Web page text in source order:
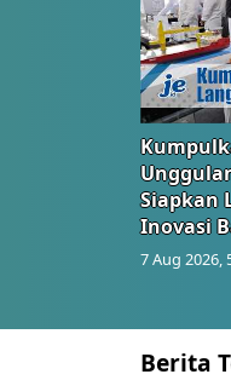
Siapkan
Inovasi
7 Aug 2026,
Berita